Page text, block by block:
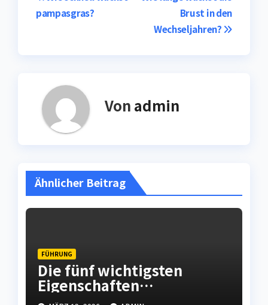
Brust in den
Wechseljahren?
pampasgras?
Von admin
Ähnlicher Beitrag
FÜHRUNG
Die fünf wichtigsten
Eigenschaften
hochwertiger